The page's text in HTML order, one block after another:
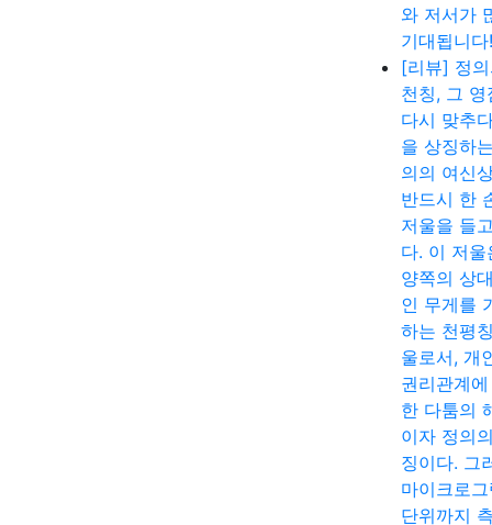
와 저서가
기대됩니다!
[리뷰] 정
천칭, 그 영
다시 맞추
을 상징하
의의 여신
반드시 한
저울을 들
다. 이 저울
양쪽의 상
인 무게를
하는 천평
울로서, 개
권리관계
한 다툼의
이자 정의
징이다. 그
마이크로
단위까지